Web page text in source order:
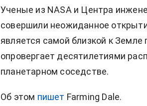
Ученые из NASA и Центра
совершили неожиданное
является самой близкой к
опровергает десятилетиями
планетарном соседстве.
Об этом пишет Farming Dale.